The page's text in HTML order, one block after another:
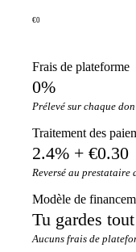
€0
Frais de plateforme
0%
Prélevé sur chaque don
Traitement des
2.4% + €0.30
Reversé au prestataire
Modèle de
Tu gardes
Aucuns frais de